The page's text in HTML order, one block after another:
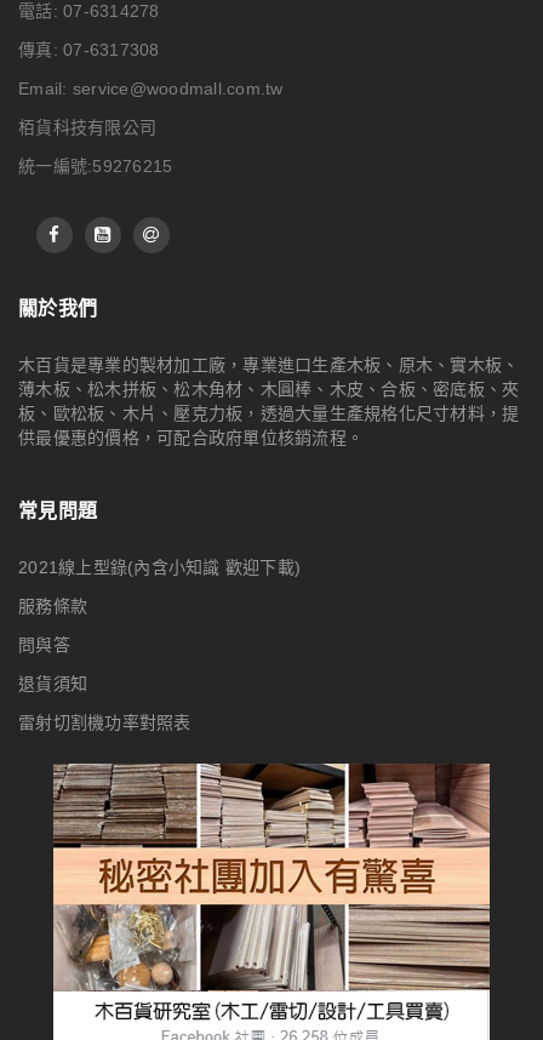
電話: 07-6314278
傳真: 07-6317308
Email: service@woodmall.com.tw
栢貨科技有限公司
統一編號:59276215
關於我們
木百貨是專業的製材加工廠，專業進口生產木板、原木、實木板、
薄木板、松木拼板、松木角材、木圓棒、木皮、合板、密底板、夾
板、歐松板、木片、壓克力板，透過大量生產規格化尺寸材料，提
供最優惠的價格，可配合政府單位核銷流程。
常見問題
2021線上型錄(內含小知識 歡迎下載)
服務條款
問與答
退貨須知
雷射切割機功率對照表